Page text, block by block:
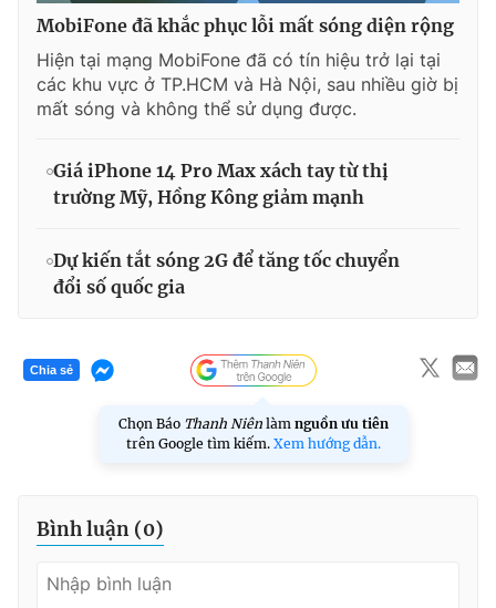
MobiFone đã khắc phục lỗi mất sóng diện rộng
Hiện tại mạng MobiFone đã có tín hiệu trở lại tại
các khu vực ở TP.HCM và Hà Nội, sau nhiều giờ bị
mất sóng và không thể sử dụng được.
Giá iPhone 14 Pro Max xách tay từ thị
trường Mỹ, Hồng Kông giảm mạnh
Dự kiến tắt sóng 2G để tăng tốc chuyển
đổi số quốc gia
Chia sẻ
Chọn Báo Thanh Niên làm nguồn ưu tiên
trên Google tìm kiếm. Xem hướng dẫn.
Bình luận (0)